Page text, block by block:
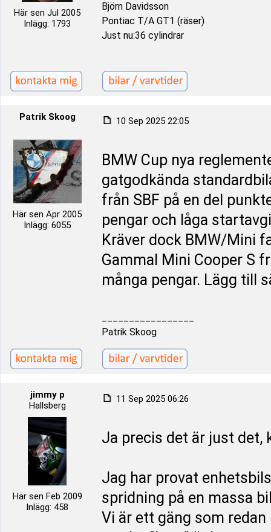
Här sen Jul 2005
Inlägg: 1793
Björn Davidsson
Pontiac T/A GT1 (räser)
Just nu:36 cylindrar
Patrik Skoog
Här sen Apr 2005
Inlägg: 6055
10 Sep 2025 22:05
BMW Cup nya
gatgodkända
från SBF på en del
pengar och låga
Kräver dock BMW/Mini
Gammal Mini Cooper S
många pengar. Lägg till
Patrik Skoog
jimmy p
Hallsberg
Här sen Feb 2009
Inlägg: 458
11 Sep 2025 06:26
Ja precis det är just det,
Jag har provat
spridning på en massa
Vi är ett gäng som